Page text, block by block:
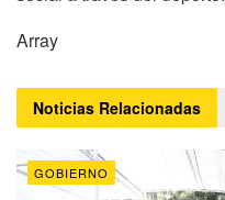
Array
Noticias Relacionadas
GOBIERNO